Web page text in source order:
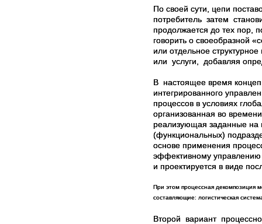
По своей сути, цепи
потребитель затем
продолжается до тех пор,
говорить о своеобразной
или отдельное
или услуги, добавляя
В настоящее время
интегрированного
процессов в условиях
организованная во
реализующая заданные на
(функциональных)
основе применения
эффективному управлению
и проектируется в виде
При этом процессная декомпозиция
составляющие: логистическая
Второй вариант